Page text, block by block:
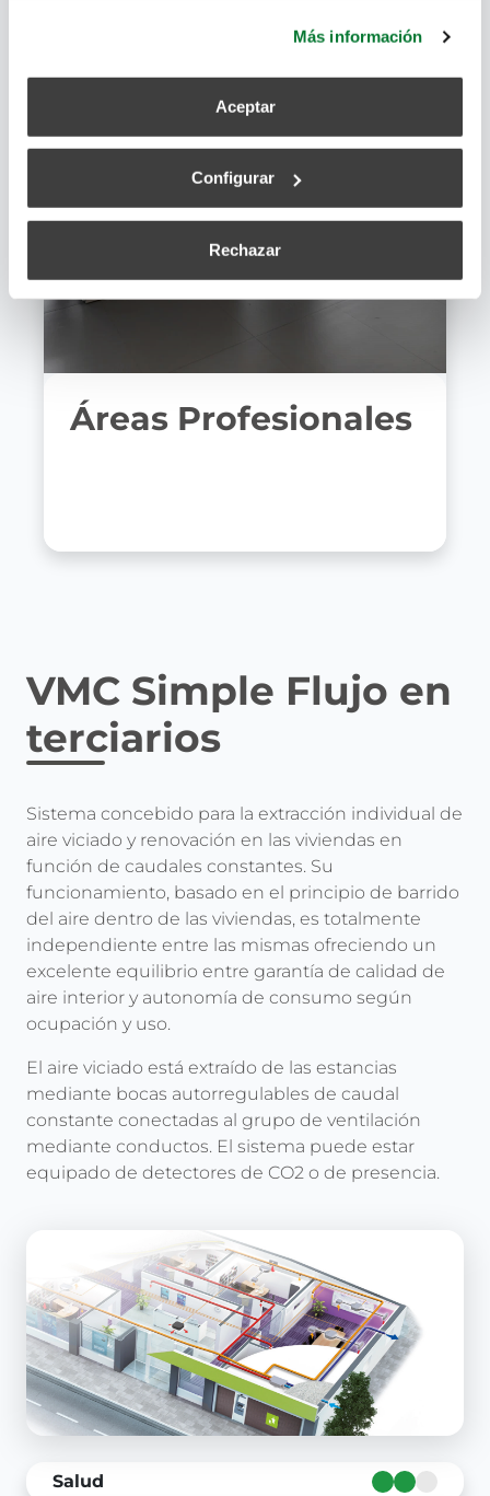
Más información
Aceptar
Configurar
Rechazar
Áreas Profesionales
VMC Simple Flujo en
terciarios
Sistema concebido para la extracción individual de
aire viciado y renovación en las viviendas en
función de caudales constantes. Su
funcionamiento, basado en el principio de barrido
del aire dentro de las viviendas, es totalmente
independiente entre las mismas ofreciendo un
excelente equilibrio entre garantía de calidad de
aire interior y autonomía de consumo según
ocupación y uso.
El aire viciado está extraído de las estancias
mediante bocas autorregulables de caudal
constante conectadas al grupo de ventilación
mediante conductos. El sistema puede estar
equipado de detectores de CO2 o de presencia.
Salud